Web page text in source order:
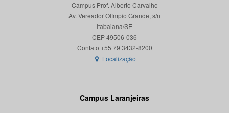
Campus Prof. Alberto Carvalho
Av. Vereador Olímpio Grande, s/n
Itabaiana/SE
CEP 49506-036
Localização
Campus Laranjeiras